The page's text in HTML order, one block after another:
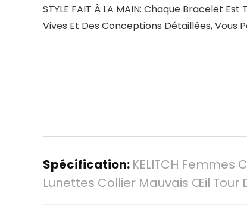
STYLE FAIT À LA MAIN: Chaque Bracelet
Vives Et Des Conceptions Détaillées, Vous
Spécification: KELITCH
Lunettes Collier Mauvais Œil Tour